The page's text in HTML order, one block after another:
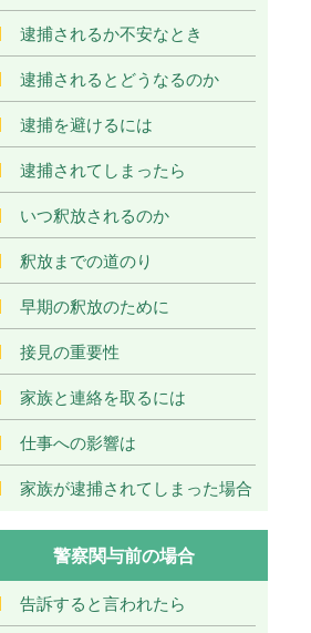
逮捕されるか不安なとき
逮捕されるとどうなるのか
逮捕を避けるには
逮捕されてしまったら
いつ釈放されるのか
釈放までの道のり
早期の釈放のために
接見の重要性
家族と連絡を取るには
仕事への影響は
家族が逮捕されてしまった場合
警察関与前の場合
告訴すると言われたら